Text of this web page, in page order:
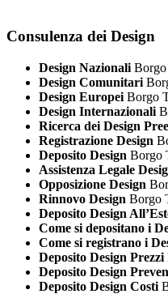
Consulenza dei Design
Design Nazionali Borgo
Design Comunitari
Design Europei Borgo
Design Internazionali
Ricerca dei Design
Registrazione Design
Deposito Design Borgo
Assistenza Legale
Opposizione Design
Rinnovo Design Borgo
Deposito Design
Come si depositano i
Come si registrano i
Deposito Design Prezzi
Deposito Design
Deposito Design Costi